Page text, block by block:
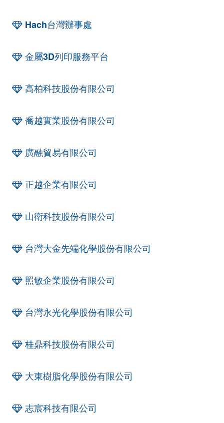
Hach台灣辦事處
金屬3D列印服務平台
高柏科技股份有限公司
喬越實業股份有限公司
廣融貿易有限公司
正越企業有限公司
山衛科技股份有限公司
台灣大金先端化學股份有限公司
照敏企業股份有限公司
台灣永光化學股份有限公司
桂鼎科技股份有限公司
大東樹脂化學股份有限公司
志宸科技有限公司